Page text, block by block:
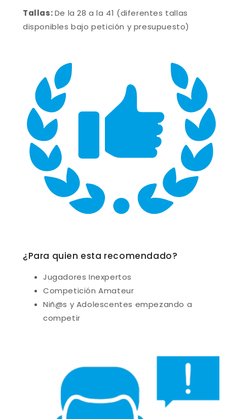
Tallas:De la 28 a la 41 (diferentes tallas
disponibles bajo petición y presupuesto)
¿Para quien esta recomendado?
Jugadores Inexpertos
Competición Amateur
Niñ@s y Adolescentes empezando a
competir